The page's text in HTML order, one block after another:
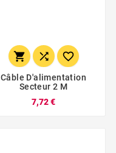
  
Câble D'alimentation
Secteur 2 M
7,72 €